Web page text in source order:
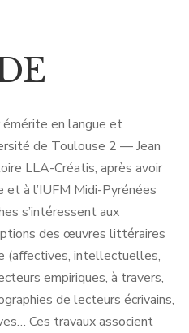
émérite en langue et
de Toulouse 2 — Jean
LLA-Créatis, après avoir
et à l’IUFM Midi-Pyrénées
s’intéressent aux
des œuvres littéraires
(affectives, intellectuelles,
empiriques, à travers,
de lecteurs écrivains,
Ces travaux associent